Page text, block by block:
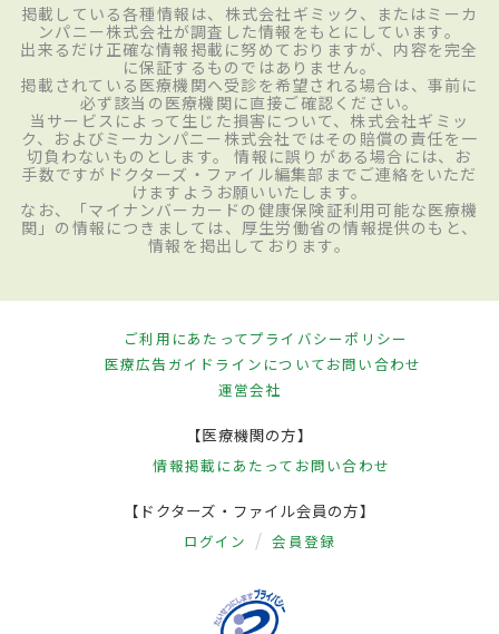
掲載している各種情報は、株式会社ギミック、またはミーカ
ンパニー株式会社が調査した情報をもとにしています。
出来るだけ正確な情報掲載に努めておりますが、内容を完全
に保証するものではありません。
掲載されている医療機関へ受診を希望される場合は、事前に
必ず該当の医療機関に直接ご確認ください。
当サービスによって生じた損害について、株式会社ギミッ
ク、およびミーカンパニー株式会社ではその賠償の責任を一
切負わないものとします。 情報に誤りがある場合には、お
手数ですがドクターズ・ファイル編集部までご連絡をいただ
けますようお願いいたします。
なお、「マイナンバーカードの健康保険証利用可能な医療機
関」の情報につきましては、厚生労働省の情報提供のもと、
情報を掲出しております。
ご利用にあたってプライバシーポリシー
医療広告ガイドラインについてお問い合わせ
運営会社
【医療機関の方】
情報掲載にあたって お問い合わせ
【ドクターズ・ファイル会員の方】
ログイン 会員登録